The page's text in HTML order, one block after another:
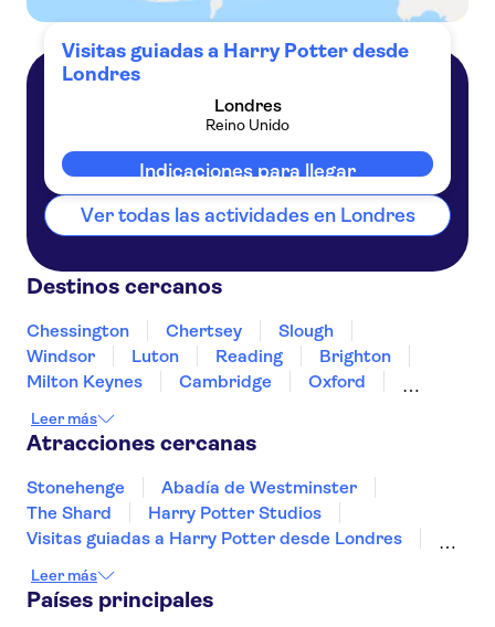
Visitas guiadas a Harry Potter desde
Londres
Londres
Reino Unido
Indicaciones para llegar
Londres
Ver todas las actividades en Londres
Destinos cercanos
Chessington Chertsey
Slough
Windsor
Luton Reading
Brighton
Milton Keynes
Cambridge
Oxford
Portsmouth
Leer más
Atracciones cercanas
Stonehenge
Abadía de Westminster
The Shard
Harry Potter Studios
Visitas guiadas a Harry Potter desde Londres
Estadio de Anfield
Los Beatles
The Scotch Whisky Experience
Leer más
Países principales